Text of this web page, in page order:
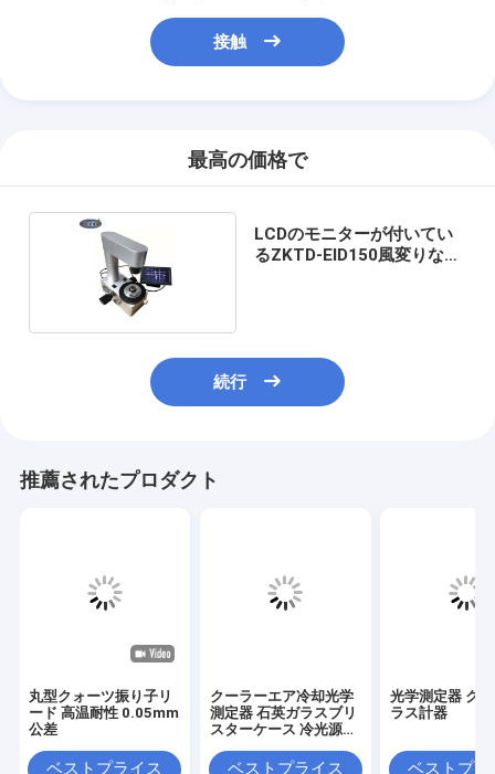
接触
最高の価格で
LCDのモニターが付いてい
るZKTD-EID150風変りな光
続行
推薦されたプロダクト
丸型クォーツ振り子リ
ード 高温耐性 0.05mm
公差
ベストプライス
クーラーエア冷却光学
測定器 石英ガラスブリ
スターケース 冷光源付
ベストプライス
光学測定器 ク
ラス計器
ベストプラ